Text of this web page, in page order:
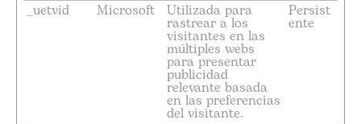
_uetvid Microsoft Utilizada para
rastrear a los
visitantes en las
múltiples webs
para presentar
publicidad
relevante basada
en las preferencias
del visitante.
Persist
ente